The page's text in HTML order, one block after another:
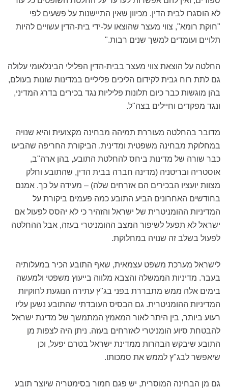
לא הוסגרו לבית הדין. מכיוון שאין התיישנות על פשעים לפי
"חוקת רומא", צווי מעצר שהוצאו על-ידי בית-הדין עשויים להיות
תלויים ועומדים למשך שנים רבות."
החלטה על הוצאת צווי מעצר בבית-הדין הפלילי הבינלאומי עלולה
גם לתת רוח גבית לקידום הליכים פליליים במדינות שונות בעולם,
בהן מוגשות כבר כיום תלונות פליליות נגד בכירים בדרג המדיני,
ונגד מפקדים וחיילים בצה"ל.
מדובר בהחלטה מעוררת תמיהה מבחינה מקצועית והיא שנויה
במחלוקת מבחינה משפטית ומדינית. הביקורת החריפה שהביעו
כבר שורה של מדינות ביחס להחלטת התובע, בהן ארה"ב,
אוסטריה ובריטניה (מדינה חברה בבית הדין, שהתובע וחלק
מצוות יועציו הבכירים הם אזרחים שלה) – מעידה על כך. אמנם
בחודשים האחרונים הביע התובע כמה פעמים ביקורת על
המדיניות ההומניטרית של ישראל והזהיר כי לא יהסס לפעול אם
ישראל לא תפעל לשיפור המצב ההומניטרי בעזה, אבל ההחלטה
לפעול בשלב זה שנויה במחלוקת.
לישראל מערכת משפט עצמאית, שאף התובע הכיר במעלותיה
בעבר. מדיניות הממשלה והצבא מלווה בייעוץ משפטי ולמעשה
בימים אלה ממש מתבררת בפני בג"ץ עתירה הנוגעת לחוקיות
המדיניות ההומניטרית. גם הבסיס העובדתי שהתובע נשען עליו
רעוע ביותר, בין היתר לאור המאמץ המתמשך של מדינת ישראל
להבטחת סיוע הומניטרי לאזרחים בעזה. ניתן היה לצפות מן
התובע שיבקש הבהרות ממדינת ישראל בטרם יפעל, וכן
שיאפשר לבג"ץ לממש את סמכותו.
גם מן הבחינה המוסרית, יש פגם חמור בסימטריה שיוצר תובע